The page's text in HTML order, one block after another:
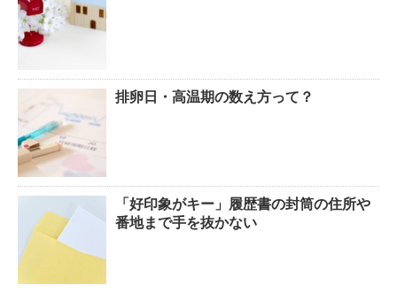
排卵日・高温期の数え方って？
「好印象がキー」履歴書の封筒の住所や
番地まで手を抜かない